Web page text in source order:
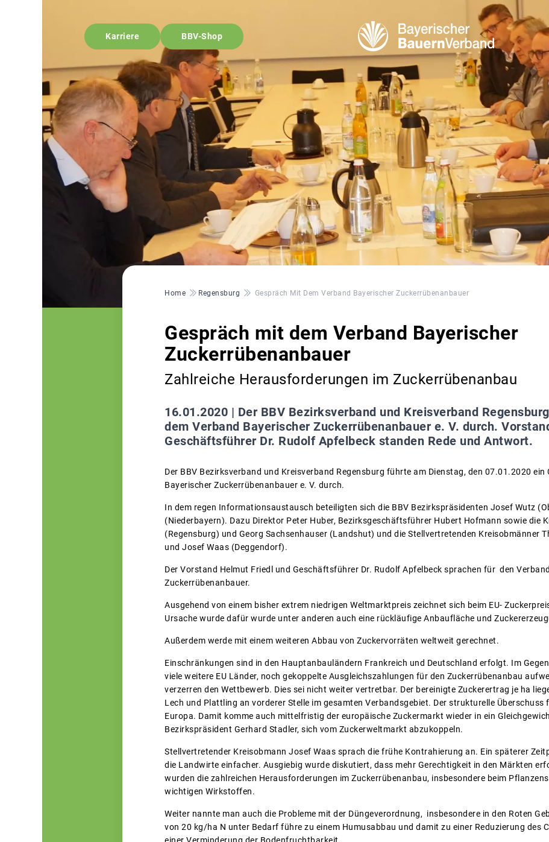
Karriere BBV-Shop
Pfadnavigation
Home Regensburg Gespräch Mit Dem Verband Bayerischer Zuckerrübenanbauer
Gespräch mit dem Verband Bayerischer
Zuckerrübenanbauer
Zahlreiche Herausforderungen im Zuckerrübenanbau
16.01.2020 | Der BBV Bezirksverband und Kreisverband
dem Verband Bayerischer Zuckerrübenanbauer e. V. durch.
Geschäftsführer Dr. Rudolf Apfelbeck standen Rede und Antwort.
Der BBV Bezirksverband und Kreisverband Regensburg führte am Dienstag, den 07.01.2020 ein
Bayerischer Zuckerrübenanbauer e. V. durch.
In dem regen Informationsaustausch beteiligten sich die BBV Bezirkspräsidenten Josef Wutz
(Niederbayern). Dazu Direktor Peter Huber, Bezirksgeschäftsführer Hubert Hofmann sowie die
(Regensburg) und Georg Sachsenhauser (Landshut) und die Stellvertretenden Kreisobmänner
und Josef Waas (Deggendorf).
Der Vorstand Helmut Friedl und Geschäftsführer Dr. Rudolf Apfelbeck sprachen für den
Zuckerrübenanbauer.
Ausgehend von einem bisher extrem niedrigen Weltmarktpreis zeichnet sich beim EU-
Ursache wurde dafür wurde unter anderen auch eine rückläufige Anbaufläche und
Außerdem werde mit einem weiteren Abbau von Zuckervorräten weltweit gerechnet.
Einschränkungen sind in den Hauptanbauländern Frankreich und Deutschland erfolgt. Im
viele weitere EU Länder, noch gekoppelte Ausgleichszahlungen für den Zuckerrübenanbau
verzerren den Wettbewerb. Dies sei nicht weiter vertretbar. Der bereinigte Zuckerertrag je ha
Lech und Plattling an vorderer Stelle im gesamten Verbandsgebiet. Der strukturelle Überschuss
Europa. Damit komme auch mittelfristig der europäische Zuckermarkt wieder in ein
Bezirkspräsident Gerhard Stadler, sich vom Zuckerweltmarkt abzukoppeln.
Stellvertretender Kreisobmann Josef Waas sprach die frühe Kontrahierung an. Ein späterer
die Landwirte einfacher. Ausgiebig wurde diskutiert, dass mehr Gerechtigkeit in den Märkten
wurden die zahlreichen Herausforderungen im Zuckerrübenanbau, insbesondere beim
wichtigen Wirkstoffen.
Weiter nannte man auch die Probleme mit der Düngeverordnung, insbesondere in den Roten
von 20 kg/ha N unter Bedarf führe zu einem Humusabbau und damit zu einer Reduzierung des